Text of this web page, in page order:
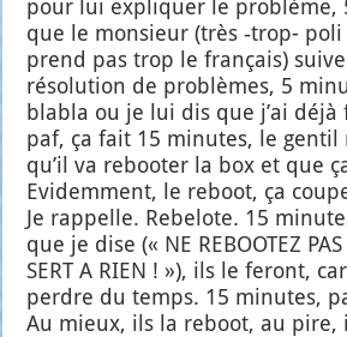
pour lui expli­quer le pro­blème,
que le mon­sieur (très ‑trop-
prend pas trop le fran­çais)
réso­lu­tion de pro­blèmes, 5
bla­bla ou je lui dis que j’ai
paf, ça fait 15 minutes, le
qu’il va reboo­ter la box et que
Evi­dem­ment, le reboot, ça
Je rap­pelle. Rebe­lote. 15
que je dise (« NE REBOOTEZ
SERT A RIEN ! »), ils le feront,
perdre du temps. 15 minutes,
Au mieux, ils la reboot, au